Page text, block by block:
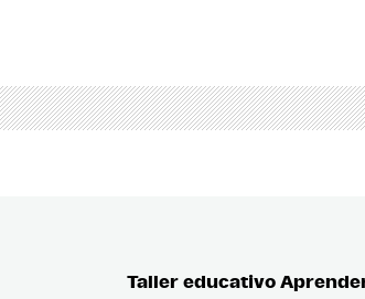
Taller educativo